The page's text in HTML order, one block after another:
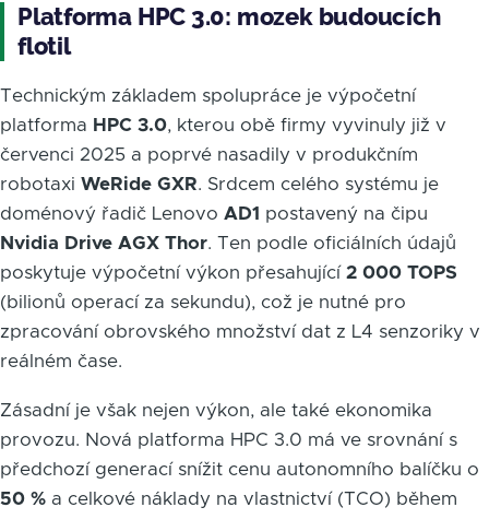
Platforma HPC 3.0: mozek budoucích
flotil
Technickým základem spolupráce je výpočetní
platforma HPC 3.0, kterou obě firmy vyvinuly již v
červenci 2025 a poprvé nasadily v produkčním
robotaxi WeRide GXR. Srdcem celého systému je
doménový řadič Lenovo AD1 postavený na čipu
Nvidia Drive AGX Thor. Ten podle oficiálních údajů
poskytuje výpočetní výkon přesahující 2 000 TOPS
(bilionů operací za sekundu), což je nutné pro
zpracování obrovského množství dat z L4 senzoriky v
reálném čase.
Zásadní je však nejen výkon, ale také ekonomika
provozu. Nová platforma HPC 3.0 má ve srovnání s
předchozí generací snížit cenu autonomního balíčku o
50 % a celkové náklady na vlastnictví (TCO) během